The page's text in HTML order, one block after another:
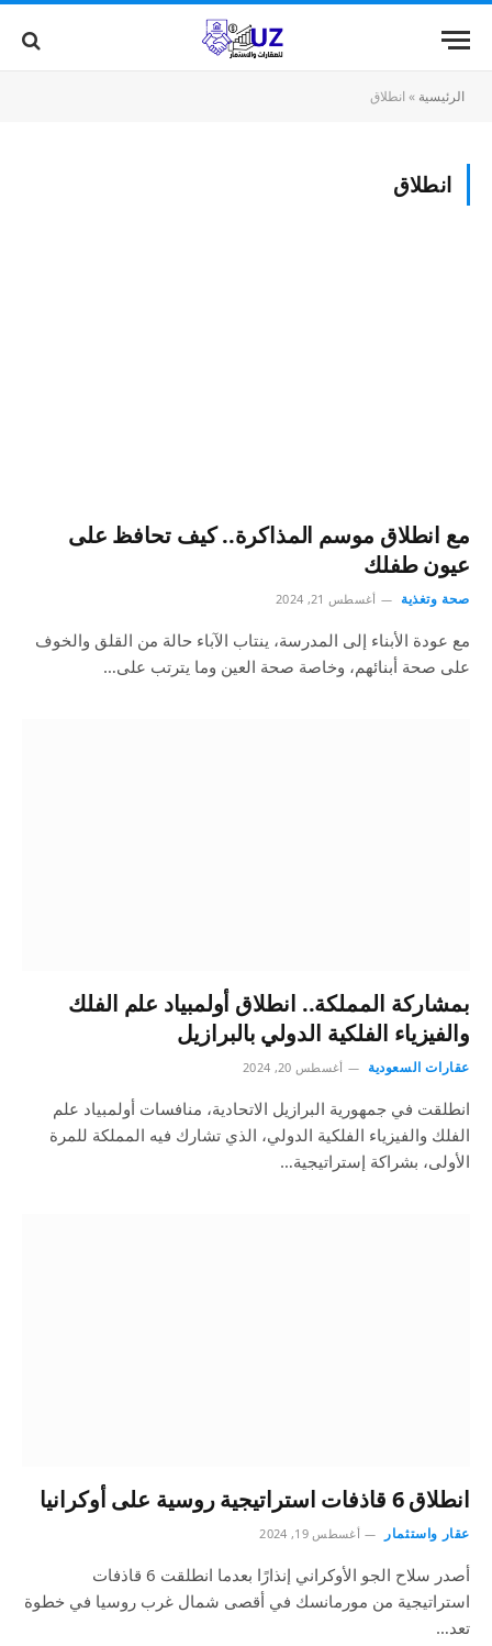
الرئيسية » انطلاق
انطلاق
مع انطلاق موسم المذاكرة.. كيف تحافظ على
عيون طفلك
صحة وتغذية أغسطس 21, 2024
مع عودة الأبناء إلى المدرسة، ينتاب الآباء حالة من القلق والخوف
على صحة أبنائهم، وخاصة صحة العين وما يترتب على…
بمشاركة المملكة.. انطلاق أولمبياد علم الفلك
والفيزياء الفلكية الدولي بالبرازيل
عقارات السعودية أغسطس 20, 2024
انطلقت في جمهورية البرازيل الاتحادية، منافسات أولمبياد علم
الفلك والفيزياء الفلكية الدولي، الذي تشارك فيه المملكة للمرة
الأولى، بشراكة إستراتيجية…
انطلاق 6 قاذفات استراتيجية روسية على أوكرانيا
عقار واستثمار أغسطس 19, 2024
أصدر سلاح الجو الأوكراني إنذارًا بعدما انطلقت 6 قاذفات
استراتيجية من مورمانسك في أقصى شمال غرب روسيا في خطوة
تعد…